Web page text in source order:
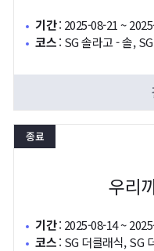
기간: 2025-08-21 ~
코스: SG 솔라고 - 솔,
종료
우리
기간: 2025-08-14 ~
코스: SG 더클래식, SG